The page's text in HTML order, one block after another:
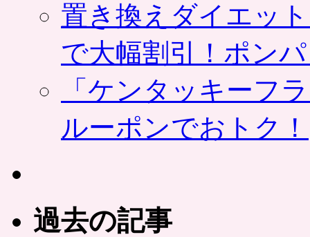
置き換えダイエッ
で大幅割引！ポン
「ケンタッキーフ
ルーポンでおトク！
過去の記事